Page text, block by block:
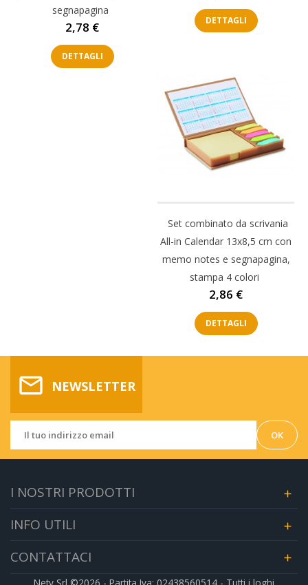
segnapagina
Prezzo
2,78 €
DETTAGLI
DETTAGLI
Set combinato da scrivania
All-in Calendar 13x8,5 cm con
memo notes e segnapagina,
stampa 4 colori
Prezzo
2,86 €
DETTAGLI
mail_outline NEWSLETTER
I NOSTRI PRODOTTI 
INFO UTILI 
CONTATTACI 